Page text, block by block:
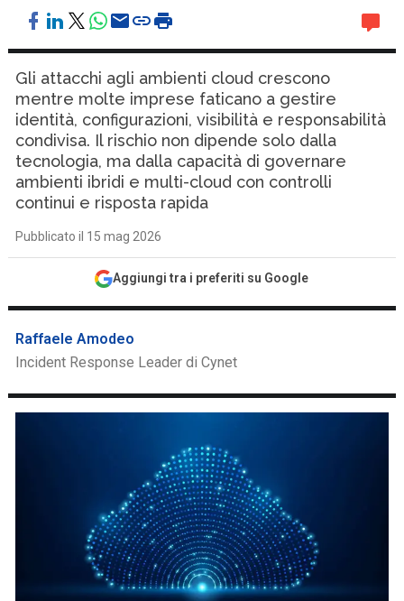
Gli attacchi agli ambienti cloud crescono
mentre molte imprese faticano a gestire
identità, configurazioni, visibilità e responsabilità
condivisa. Il rischio non dipende solo dalla
tecnologia, ma dalla capacità di governare
ambienti ibridi e multi-cloud con controlli
continui e risposta rapida
Pubblicato il 15 mag 2026
Aggiungi tra i preferiti su Google
Raffaele Amodeo
Incident Response Leader di Cynet